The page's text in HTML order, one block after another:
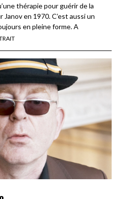
thérapie pour guérir de la
en 1970. C’est aussi un
en pleine forme. A